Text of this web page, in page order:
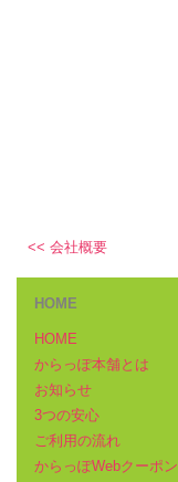
<< 会社概要
HOME
HOME
からっぽ本舗とは
お知らせ
3つの安心
ご利用の流れ
からっぽWebクーポン